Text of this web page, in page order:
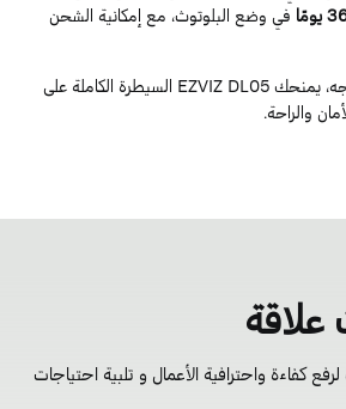
في وضع البلوتوث، مع إمكانية الشحن
سواء كنت في المنزل أو خارجه، يمنحك EZVIZ DL05 السيطرة الكاملة على
والراحة.
كفاءة واحترافية الأعمال و تلبية احتياجات